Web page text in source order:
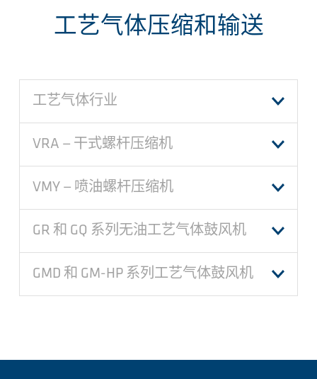
工艺气体压缩和输送
工艺气体行业
VRA — 干式螺杆压缩机
VMY — 喷油螺杆压缩机
GR 和 GQ 系列无油工艺气体鼓风机
GMD 和 GM-HP 系列工艺气体鼓风机